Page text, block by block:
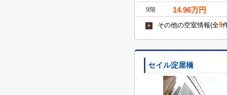
9階 14.96万円
+ その他の空室情報(全9
セイル淀屋橋